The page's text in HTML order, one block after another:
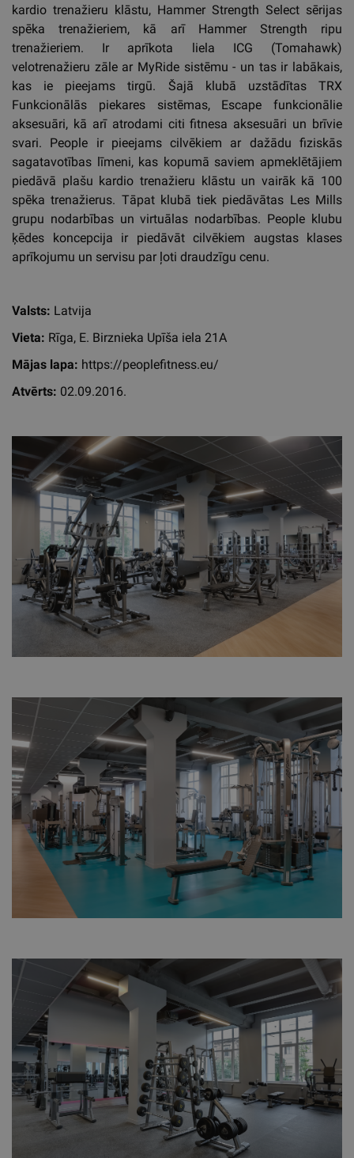
kardio trenažieru klāstu, Hammer Strength Select sērijas
spēka trenažieriem, kā arī Hammer Strength ripu
trenažieriem. Ir aprīkota liela ICG (Tomahawk)
velotrenažieru zāle ar MyRide sistēmu - un tas ir labākais,
kas ie pieejams tirgū. Šajā klubā uzstādītas TRX
Funkcionālās piekares sistēmas, Escape funkcionālie
aksesuāri, kā arī atrodami citi fitnesa aksesuāri un brīvie
svari. People ir pieejams cilvēkiem ar dažādu fiziskās
sagatavotības līmeni, kas kopumā saviem apmeklētājiem
piedāvā plašu kardio trenažieru klāstu un vairāk kā 100
spēka trenažierus. Tāpat klubā tiek piedāvātas Les Mills
grupu nodarbības un virtuālas nodarbības. People klubu
ķēdes koncepcija ir piedāvāt cilvēkiem augstas klases
aprīkojumu un servisu par ļoti draudzīgu cenu.
Valsts: Latvija
Vieta: Rīga, E. Birznieka Upīša iela 21A
Mājas lapa: https://peoplefitness.eu/
Atvērts: 02.09.2016.